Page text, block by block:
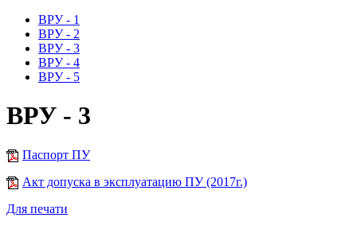
ВРУ - 1
ВРУ - 2
ВРУ - 3
ВРУ - 4
ВРУ - 5
ВРУ - 3
Паспорт ПУ
Акт допуска в эксплуатацию ПУ (2017г.)
Для печати